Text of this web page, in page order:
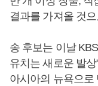
결과를 가져올 것
송 후보는 이날
유치는 새로운 발
아시아의 뉴욕으로